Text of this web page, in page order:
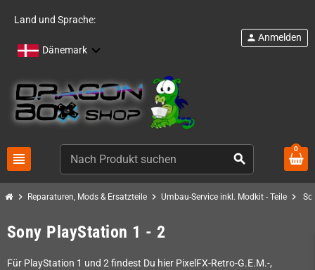
Land und Sprache:
Dänemark
view_headline search
person Anmelden
0
chevron_right Reparaturen, Mods & Ersatzteile chevron_right Umbau-Service inkl. Modkit - Teile chevron_right
Sony PlayStation 1 - 2
Für PlayStation 1 und 2 findest Du hier PixelFX-Retro-G.E.M.-,